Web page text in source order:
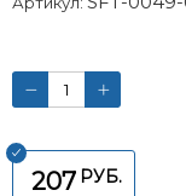
207 РУБ.